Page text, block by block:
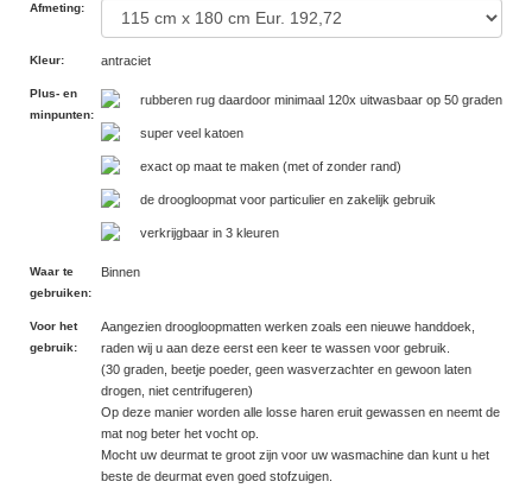
Afmeting:
Kleur: antraciet
Plus- en
minpunten:
rubberen rug daardoor minimaal 120x uitwasbaar op 50 graden
super veel katoen
exact op maat te maken (met of zonder rand)
de droogloopmat voor particulier en zakelijk gebruik
verkrijgbaar in 3 kleuren
Waar te
gebruiken:
Binnen
Voor het
gebruik:
Aangezien droogloopmatten werken zoals een nieuwe handdoek,
raden wij u aan deze eerst een keer te wassen voor gebruik.
(30 graden, beetje poeder, geen wasverzachter en gewoon laten
drogen, niet centrifugeren)
Op deze manier worden alle losse haren eruit gewassen en neemt de
mat nog beter het vocht op.
Mocht uw deurmat te groot zijn voor uw wasmachine dan kunt u het
beste de deurmat even goed stofzuigen.